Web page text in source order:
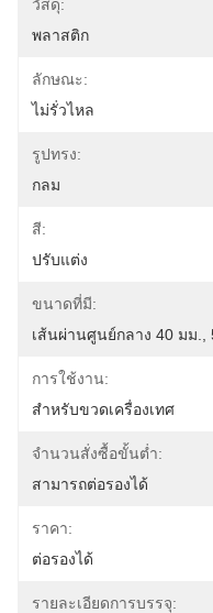
วัสดุ:
พลาสติก
ลักษณะ:
ไม่รั่วไหล
รูปทรง:
กลม
สี:
ปรับแต่ง
ขนาดที่มี:
เส้นผ่านศูนย์กลาง 40 มม.,
การใช้งาน:
สำหรับขวดเครื่องเทศ
จำนวนสั่งซื้อขั้นต่ำ:
สามารถต่อรองได้
ราคา:
ต่อรองได้
รายละเอียดการบรรจุ: